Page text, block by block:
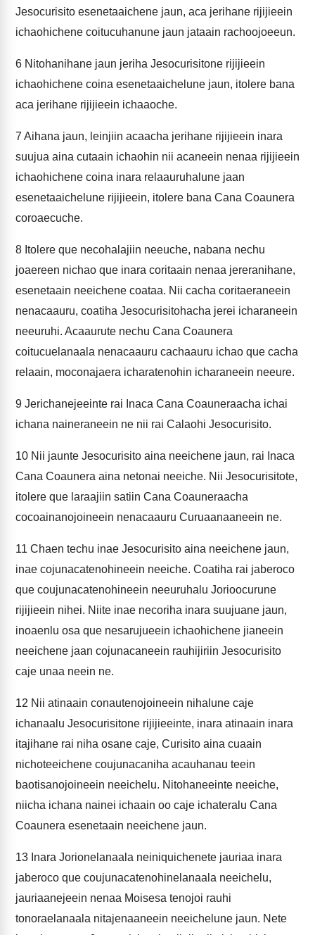
Jesocurisito esenetaaichene jaun, aca jerihane rijijieein
ichaohichene coitucuhanune jaun jataain rachoojoeeun.
6 Nitohanihane jaun jeriha Jesocurisitone rijijieein
ichaohichene coina esenetaaichelune jaun, itolere bana
aca jerihane rijijieein ichaaoche.
7 Aihana jaun, leinjiin acaacha jerihane rijijieein inara
suujua aina cutaain ichaohin nii acaneein nenaa rijijieein
ichaohichene coina inara relaauruhalune jaan
esenetaaichelune rijijieein, itolere bana Cana Coaunera
coroaecuche.
8 Itolere que necohalajiin neeuche, nabana nechu
joaereen nichao que inara coritaain nenaa jereranihane,
esenetaain neeichene coataa. Nii cacha coritaeraneein
nenacaauru, coatiha Jesocurisitohacha jerei icharaneein
neeuruhi. Acaaurute nechu Cana Coaunera
coitucuelanaala nenacaauru cachaauru ichao que cacha
relaain, moconajaera icharatenohin icharaneein neeure.
9 Jerichanejeeinte rai Inaca Cana Coauneraacha ichai
ichana naineraneein ne nii rai Calaohi Jesocurisito.
10 Nii jaunte Jesocurisito aina neeichene jaun, rai Inaca
Cana Coaunera aina netonai neeiche. Nii Jesocurisitote,
itolere que laraajiin satiin Cana Coauneraacha
cocoainanojoineein nenacaauru Curuaanaaneein ne.
11 Chaen techu inae Jesocurisito aina neeichene jaun,
inae cojunacatenohineein neeiche. Coatiha rai jaberoco
que coujunacatenohineein neeuruhalu Jorioocurune
rijijieein nihei. Niite inae necoriha inara suujuane jaun,
inoaenlu osa que nesarujueein ichaohichene jianeein
neeichene jaan cojunacaneein rauhijiriin Jesocurisito
caje unaa neein ne.
12 Nii atinaain conautenojoineein nihalune caje
ichanaalu Jesocurisitone rijijieeinte, inara atinaain inara
itajihane rai niha osane caje, Curisito aina cuaain
nichoteeichene coujunacaniha acauhanau teein
baotisanojoineein neeichelu. Nitohaneeinte neeiche,
niicha ichana nainei ichaain oo caje ichateralu Cana
Coaunera esenetaain neeichene jaun.
13 Inara Jorionelanaala neiniquichenete jauriaa inara
jaberoco que coujunacatenohinelanaala neeichelu,
jauriaanejeein nenaa Moisesa tenojoi rauhi
tonoraelanaala nitajenaaneein neeichelune jaun. Nete